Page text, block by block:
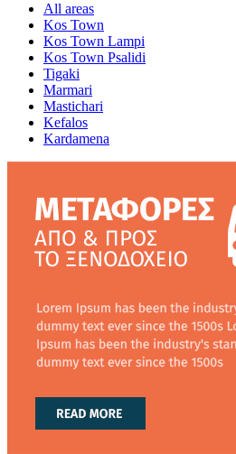
All areas
Kos Town
Kos Town Lampi
Kos Town Psalidi
Tigaki
Marmari
Mastichari
Kefalos
Kardamena